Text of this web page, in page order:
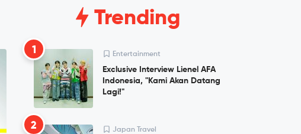
Trending
1 Entertainment
Exclusive Interview Lienel AFA
Indonesia, "Kami Akan Datang
Lagi!"
2 Japan Travel